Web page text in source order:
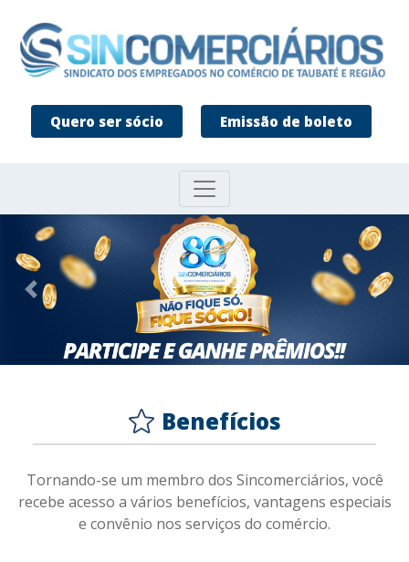
Quero ser sócio Emissão de boleto
Previous Next
Benefícios
Tornando-se um membro dos Sincomerciários, você
recebe acesso a vários benefícios, vantagens especiais
e convênio nos serviços do comércio.